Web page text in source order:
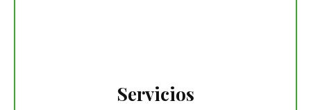
Servicios